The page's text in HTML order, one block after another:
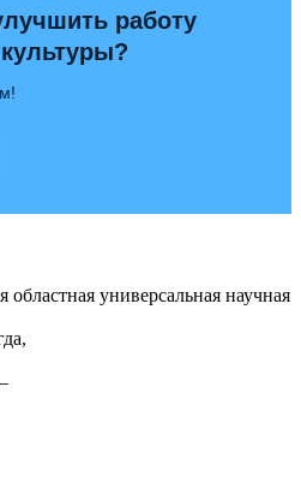
работу
универсальная научная